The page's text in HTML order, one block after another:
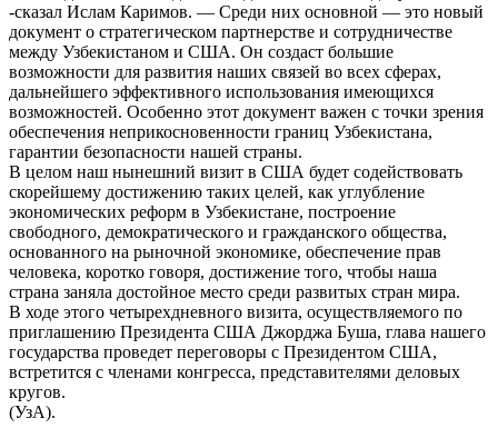
-сказал Ислам Каримов. — Среди них основной — это новый
документ о стратегическом партнерстве и сотрудничестве
между Узбекистаном и США. Он создаст большие
возможности для развития наших связей во всех сферах,
дальнейшего эффективного использования имеющихся
возможностей. Особенно этот документ важен с точки зрения
обеспечения неприкосновенности границ Узбекистана,
гарантии безопасности нашей страны.
В целом наш нынешний визит в США будет содействовать
скорейшему достижению таких целей, как углубление
экономических реформ в Узбекистане, построение
свободного, демократического и гражданского общества,
основанного на рыночной экономике, обеспечение прав
человека, коротко говоря, достижение того, чтобы наша
страна заняла достойное место среди развитых стран мира.
В ходе этого четырехдневного визита, осуществляемого по
приглашению Президента США Джорджа Буша, глава нашего
государства проведет переговоры с Президентом США,
встретится с членами конгресса, представителями деловых
кругов.
(УзА).